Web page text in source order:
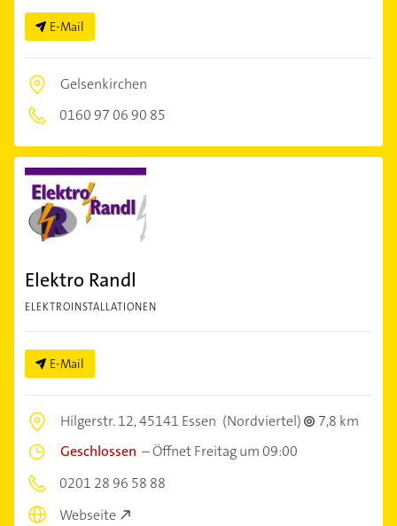
E-Mail
Gelsenkirchen
0160 97 06 90 85
Elektro Randl
ELEKTROINSTALLATIONEN
E-Mail
Hilgerstr. 12,45141 Essen (Nordviertel)
7,8 km
Geschlossen –Öffnet Freitag um 09:00
0201 28 96 58 88
Webseite